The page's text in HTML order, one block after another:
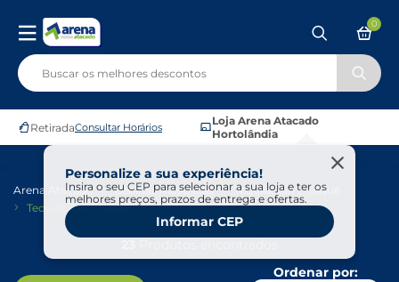
RetiradaConsultar Horários
Loja Arena Atacado
Hortolândia
Personalize a sua experiência!
Insira o seu CEP para selecionar a sua loja e ter os
melhores preços, prazos de entrega e ofertas.
Informar CEP
0
Arena Atacado Bebidas Alcoólicas
Tequila, Gin E Saquê
Tequila, Gin E Saquê
Ordenar por: